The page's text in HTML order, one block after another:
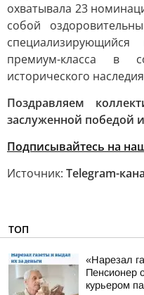
охватывала 23
собой
премиум-класса в
исторического
Поздравляем
заслуженной победой
Подписывайтесь на
Источник: Telegram-
ТОП
«Нарезал
Пенсионер
курьером